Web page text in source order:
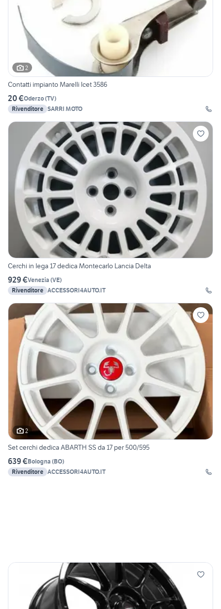
2
Contatti impianto Marelli Icet 3586
20 €Oderzo(TV)
Rivenditore SARRI MOTO
Cerchi in lega 17 dedica Montecarlo Lancia Delta
929 €Venezia (VE)
Rivenditore ACCESSORI4AUTO.IT
2
Set cerchi dedica ABARTH SS da 17 per 500/595
639 €Bologna (BO)
Rivenditore ACCESSORI4AUTO.IT